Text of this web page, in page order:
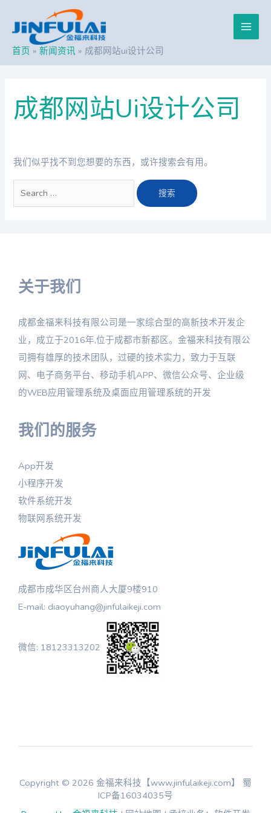
Main
首页 新闻资讯 成都网站ui设计公司
成都网站ui设计公司
我们似乎找不到您想要的东西，或许搜索会有用。
索：
关于我们
成都金福来科技有限公司是一家综合型的高新技术开发企
业，成立于2016年,位于成都市新都区。金福来科技有限公
司拥有雄厚的技术团队，过硬的技术实力，致力于互联
网、电子商务平台、移动手机APP、微信公众号、企业级
的WEB应用管理系统及桌面应用管理系统的开发
我们的服务
App开发
小程序开发
软件系统开发
物联网系统开发
成都市成华区台州商人大厦9楼910
E-mail: diaoyuhang@jinfulaikeji.com
微信: 18123313202
Copyright © 2026 金福来科技【www.jinfulaikeji.com】 蜀
ICP备16034035号